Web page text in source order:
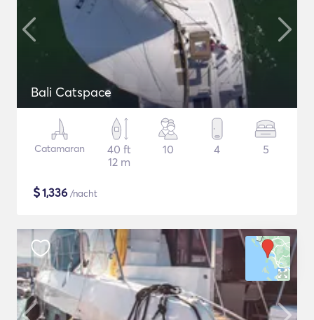
Bali Catspace
Catamaran
40 ft
12 m
10 4 5
$1,336 /nacht